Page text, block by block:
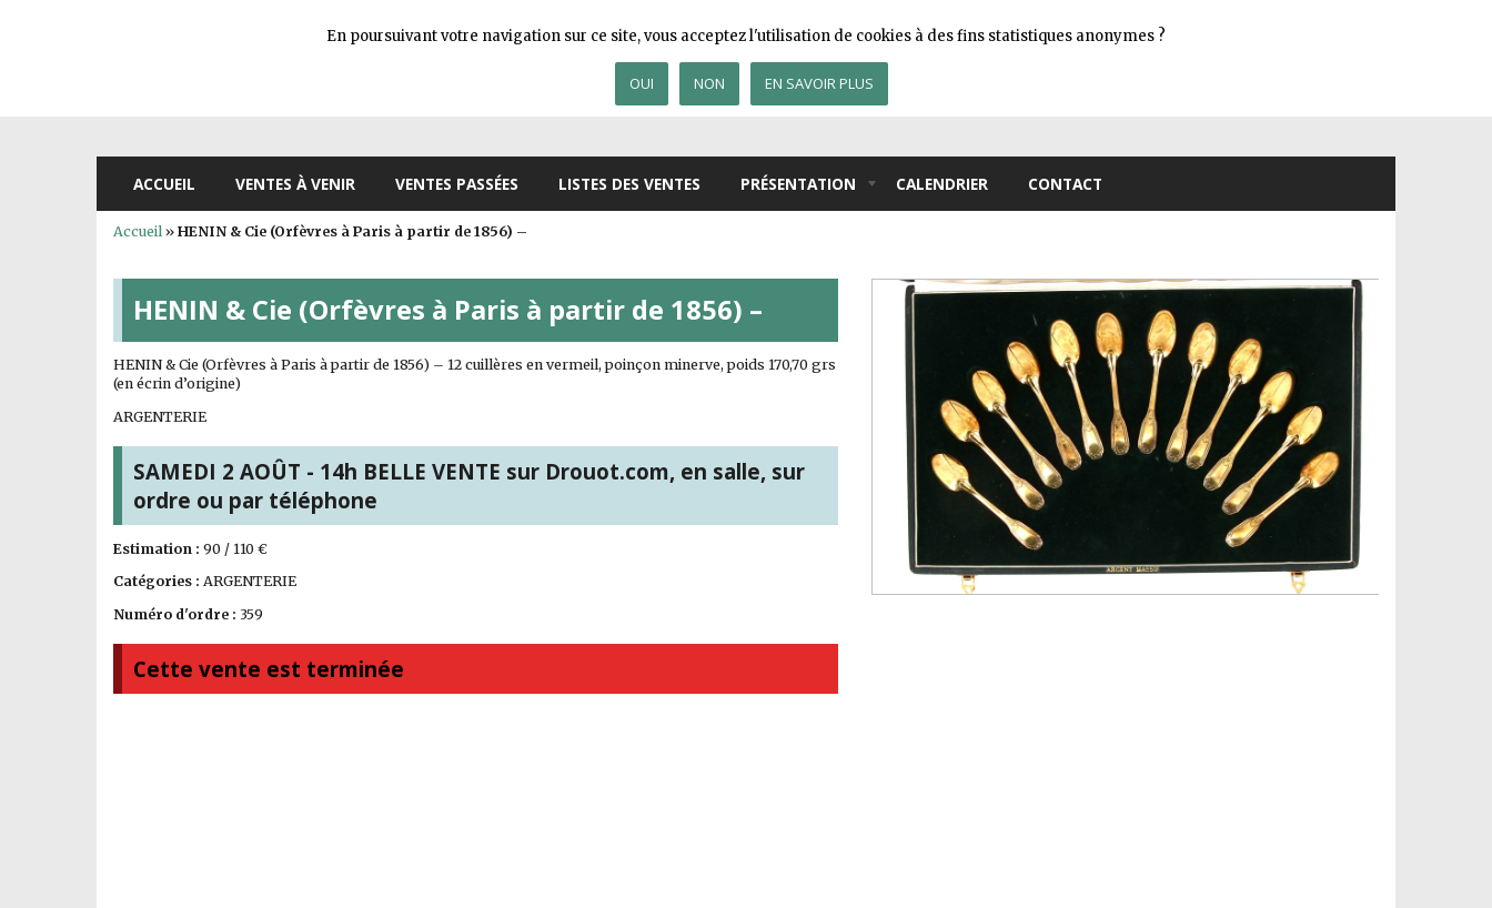
ACCUEIL VENTES À VENIR VENTES PASSÉES LISTES DES VENTES PRÉSENTATION CALENDRIER CONTACT
Accueil» HENIN & Cie (Orfèvres à Paris à partir de 1856) –
HENIN & Cie (Orfèvres à Paris à partir de 1856) –
HENIN & Cie (Orfèvres à Paris à partir de 1856) – 12 cuillères en vermeil, poinçon minerve, poids 170,70 grs
(en écrin d’origine)
ARGENTERIE
SAMEDI 2 AOÛT - 14h BELLE VENTE sur Drouot.com, en salle, sur
ordre ou par téléphone
Estimation : 90 / 110 €
Catégories : ARGENTERIE
Numéro d'ordre : 359
Cette vente est terminée
En poursuivant votre navigation sur ce site, vous acceptez l'utilisation de cookies à des fins statistiques anonymes ?
OUI NON EN SAVOIR PLUS